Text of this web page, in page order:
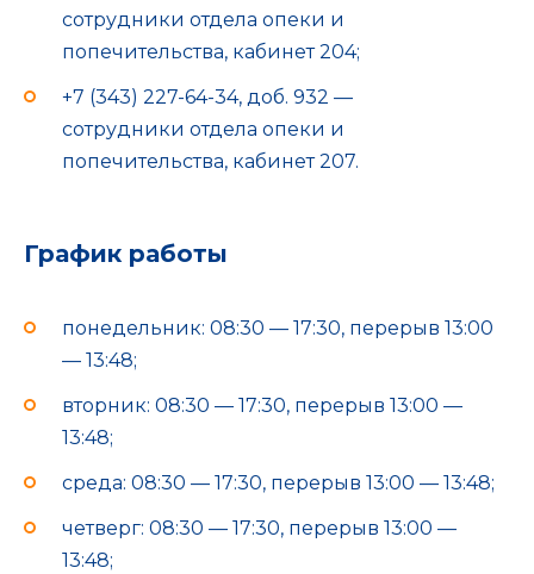
сотрудники отдела опеки и
попечительства, кабинет 204;
+7 (343) 227-64-34, доб. 932 —
сотрудники отдела опеки и
попечительства, кабинет 207.
График работы
понедельник: 08:30 — 17:30, перерыв 13:00
— 13:48;
вторник: 08:30 — 17:30, перерыв 13:00 —
13:48;
среда: 08:30 — 17:30, перерыв 13:00 — 13:48;
четверг: 08:30 — 17:30, перерыв 13:00 —
13:48;